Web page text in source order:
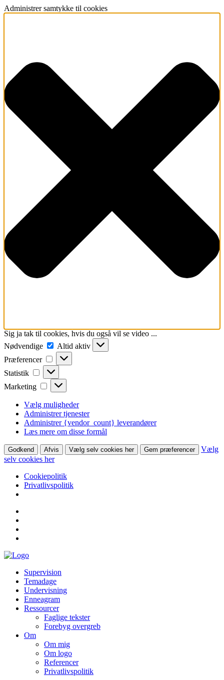
Administrer samtykke til cookies
Sig ja tak til cookies, hvis du også vil se video ...
Nødvendige
Nødvendige
Altid aktiv
Præferencer
Præferencer
Statistik Statistik
Marketing Marketing
Vælg muligheder
Administrer tjenester
Administrer {vendor_count} leverandører
Læs mere om disse formål
Godkend Afvis Vælg selv cookies her Gem præferencer
Vælg
selv cookies her
Cookiepolitik
Privatlivspolitik
Supervision
Temadage
Undervisning
Enneagram
Ressourcer
Faglige tekster
Forebyg overgreb
Om
Om mig
Om logo
Referencer
Privatlivspolitik